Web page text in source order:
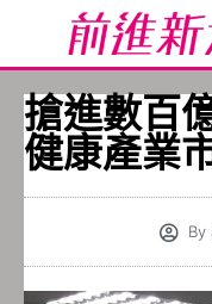
搶進數百
健康產業
By